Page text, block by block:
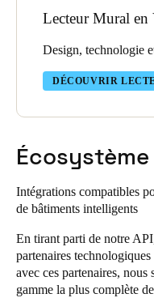
Lecteur Mural en
Design, technologie
DÉCOUVRIR
Écosystème
Intégrations compatibles
de bâtiments intelligents
En tirant parti de notre
partenaires
avec ces partenaires, nous
gamme la plus complète